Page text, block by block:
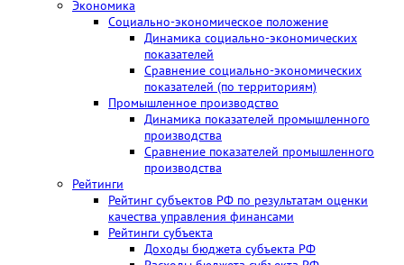
Экономика
Социально-экономическое положение
Динамика социально-экономических
показателей
Сравнение социально-экономических
показателей (по территориям)
Промышленное производство
Динамика показателей промышленного
производства
Сравнение показателей промышленного
производства
Рейтинги
Рейтинг субъектов РФ по результатам оценки
качества управления финансами
Рейтинги субъекта
Доходы бюджета субъекта РФ